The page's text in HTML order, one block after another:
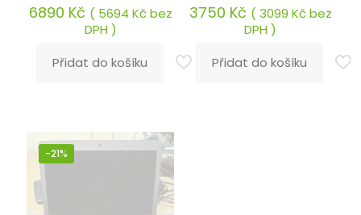
6890 Kč ( 5694 Kčbez
DPH )
Přidat do košíku
3750 Kč (3099 Kčbez
DPH )
Přidat do košíku
-21%